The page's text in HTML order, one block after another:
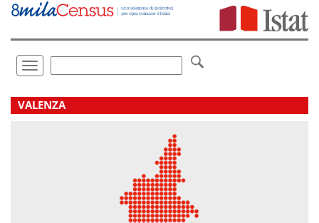
Vai
direttamente
Toggle
navigation
.
VALENZA